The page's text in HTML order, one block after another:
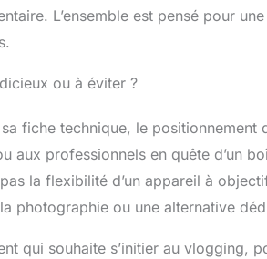
L’ensemble est pensé pour
ou à éviter ?
fiche technique, le positionnement
aux professionnels en quête d’un
la flexibilité d’un appareil à
photographie ou une alternative
qui souhaite s’initier au vlogging,